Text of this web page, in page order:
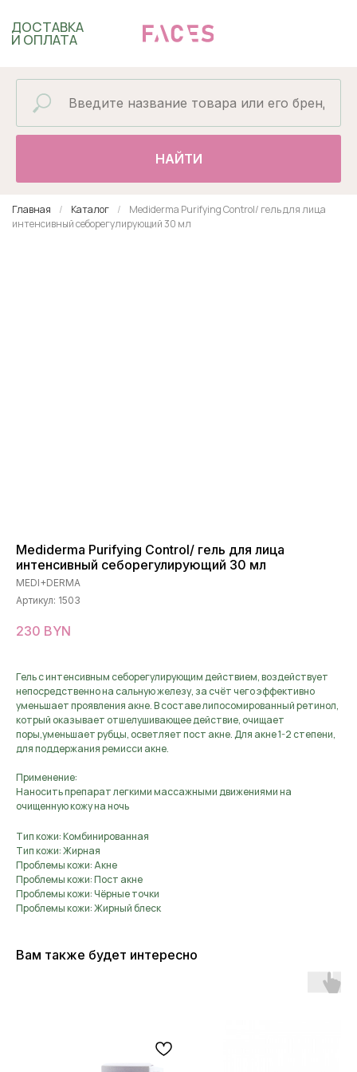
И ОПЛАТА
НАЙТИ
Главная Каталог
Mediderma Purifying Control/ гель для лица
интенсивный себорегулирующий 30 мл
Mediderma Purifying Control/ гель для лица
интенсивный себорегулирующий 30 мл
MEDI+DERMA
Артикул: 1503
230 BYN
Гель с интенсивным себорегулирующим действием, воздействует
непосредственно на сальную железу, за счёт чего эффективно
уменьшает проявления акне. В составе липосомированный ретинол,
котрый оказывает отшелушивающее действие, очищает
поры,уменьшает рубцы, осветляет пост акне. Для акне 1-2 степени,
для поддержания ремисси акне.
Применение:
Наносить препарат легкими массажными движениями на
очищенную кожу на ночь
Тип кожи: Комбинированная
Тип кожи: Жирная
Проблемы кожи: Акне
Проблемы кожи: Пост акне
Проблемы кожи: Чёрные точки
Проблемы кожи: Жирный блеск
Вам также будет интересно